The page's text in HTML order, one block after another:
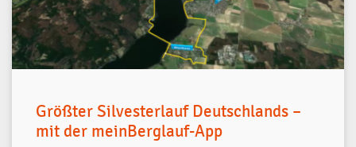
Größter Silvesterlauf Deutschlands –
mit der meinBerglauf-App